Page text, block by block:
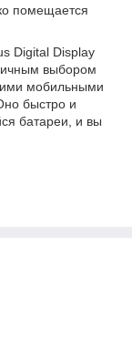
помещается
Digital Display
выбором
мобильными
быстро и
батареи, и вы